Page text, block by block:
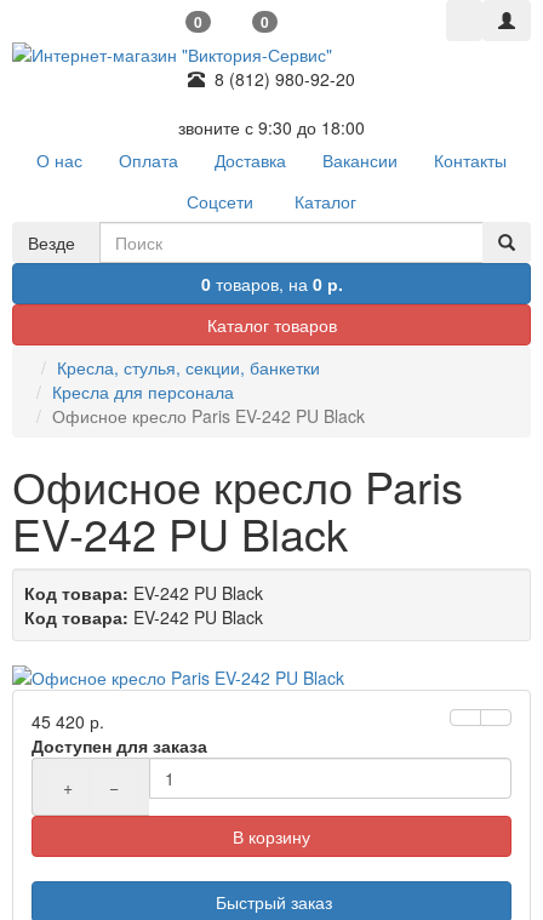
0 0
8 (812) 980-92-20
звоните с 9:30 до 18:00
О нас
Оплата Доставка Вакансии
Контакты
Соцсети
Каталог
Везде
0товаров, на 0 р.
Каталог товаров
Кресла, стулья, секции, банкетки
Кресла для персонала
Офисное кресло Paris EV-242 PU Black
Офисное кресло Paris
EV-242 PU Black
Код товара: EV-242 PU Black
Код товара: EV-242 PU Black
45 420 р.
Доступен для заказа
+
−
В корзину
Быстрый заказ